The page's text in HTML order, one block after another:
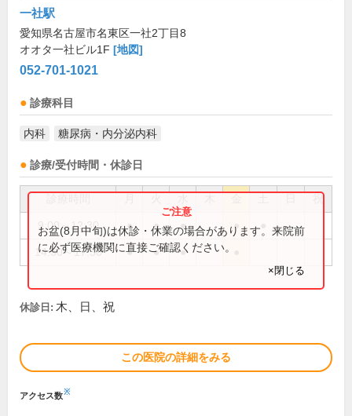
一社駅
愛知県名古屋市名東区一社2丁目8
オオタ一社ビル1F [地図]
052-701-1021
診療科目
内科 糖尿病・内分泌内科
診療/受付時間・休診日
祝
9:00～12:30 ● ● ● ●
14:30～17:30 ● ● ●
お盆(8月中旬)は休診・休業の場合があります。来院前
に必ず医療機関に直接ご確認ください。
×閉じる
休診日: 木、日、祝
この医院の詳細をみる
アクセス数※